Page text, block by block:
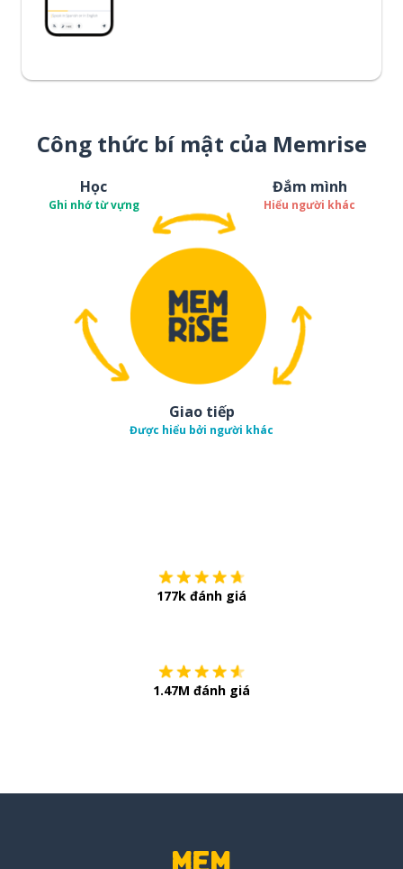
Công thức bí mật của Memrise
Học
Ghi nhớ từ vựng
Đắm mình
Hiểu người khác
Giao tiếp
Được hiểu bởi người khác
177k đánh giá
1.47M đánh giá